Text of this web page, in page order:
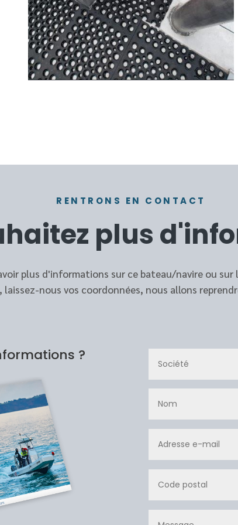
RENTRONS EN CONTACT
plus
plus d'informations sur ce bateau/navire ou sur
laissez-nous vos coordonnées, nous allons
?